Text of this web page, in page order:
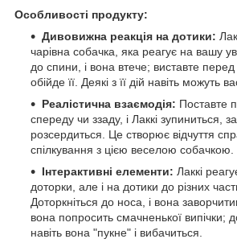
Особливості продукту:
Дивовижна реакція на дотики:
чарівна собачка, яка реагує на вашу
до спини, і вона втече; виставте перед
обійде її. Деякі з її дій навіть можуть
Реалістична взаємодія: Поставте
спереду чи ззаду, і Лаккі зупиниться,
розсердиться. Це створює відчуття
спілкування з цією веселою собачкою.
Інтерактивні елементи: Лаккі
доторки, але і на дотики до різних
Доторкніться до носа, і вона
вона попросить смачненької випічки;
навіть вона "пукне" і вибачиться.